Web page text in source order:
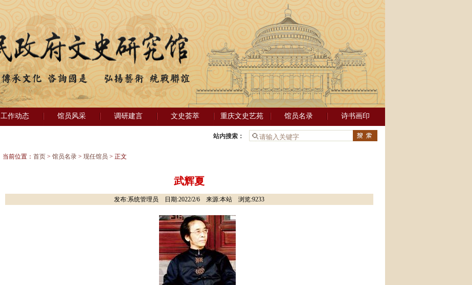
工作动态 馆员风采 调研建言 文史荟萃 重庆文史艺苑 馆员名录 诗书画印
站内搜索：
当前位置： 首页 > 馆员名录 > 现任馆员 > 正文
武辉夏
发布:系统管理员 日期:2022/2/6 来源:本站 浏览:9233